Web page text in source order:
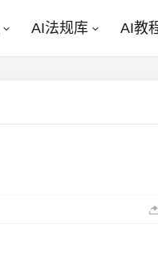
AI法规库 AI教